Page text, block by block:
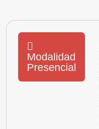
Modalidad
Presencial